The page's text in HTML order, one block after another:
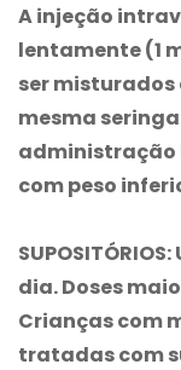
A injeção
lentamente (1
ser
mesma
administração
com peso
dia. Doses
Crianças com
tratadas com